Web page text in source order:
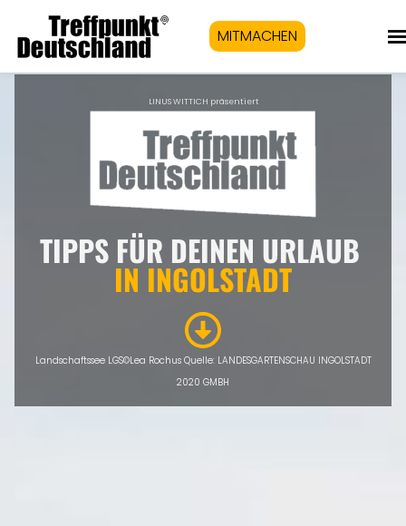
MITMACHEN
LINUS WITTICH präsentiert
TIPPS FÜR DEINEN URLAUB
IN INGOLSTADT
Landschaftssee LGS©Lea Rochus Quelle: LANDESGARTENSCHAU INGOLSTADT
2020 GMBH